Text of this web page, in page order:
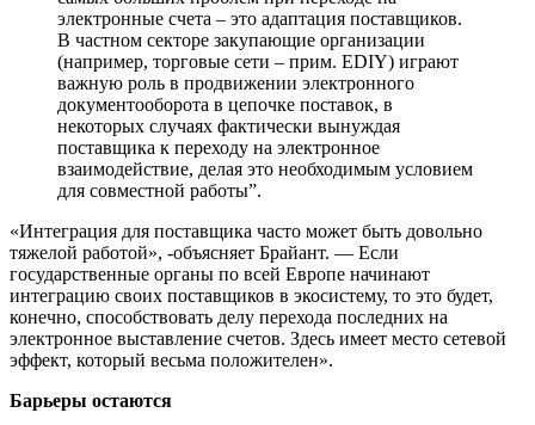
электронные счета – это адаптация поставщиков.
В частном секторе закупающие организации
(например, торговые сети – прим. EDIY) играют
важную роль в продвижении электронного
документооборота в цепочке поставок, в
некоторых случаях фактически вынуждая
поставщика к переходу на электронное
взаимодействие, делая это необходимым условием
для совместной работы”.
«Интеграция для поставщика часто может быть довольно
тяжелой работой», -объясняет Брайант. — Если
государственные органы по всей Европе начинают
интеграцию своих поставщиков в экосистему, то это будет,
конечно, способствовать делу перехода последних на
электронное выставление счетов. Здесь имеет место сетевой
эффект, который весьма положителен».
Барьеры остаются